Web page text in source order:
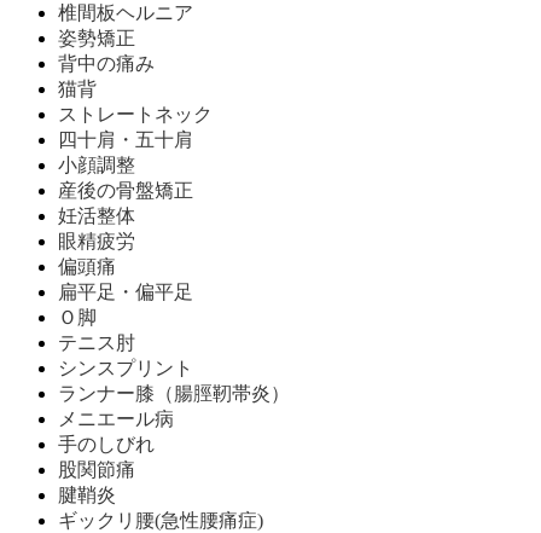
椎間板ヘルニア
姿勢矯正
背中の痛み
猫背
ストレートネック
四十肩・五十肩
小顔調整
産後の骨盤矯正
妊活整体
眼精疲労
偏頭痛
扁平足・偏平足
Ｏ脚
テニス肘
シンスプリント
ランナー膝（腸脛靭帯炎）
メニエール病
手のしびれ
股関節痛
腱鞘炎
ギックリ腰(急性腰痛症)